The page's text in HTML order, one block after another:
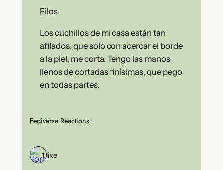
Filos
Los cuchillos de mi casa están tan
afilados, que solo con acercar el borde
a la piel, me corta. Tengo las manos
llenos de cortadas finísimas, que pego
en todas partes.
Fediverse Reactions
1 like